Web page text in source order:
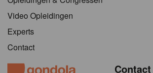
Video Opleidingen
Experts
Contact
Contact